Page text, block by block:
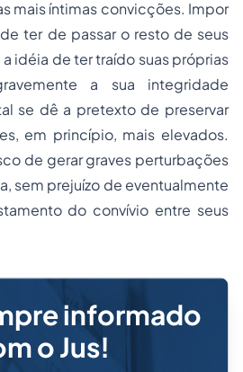
mais íntimas convicções. Impor
ter de passar o resto de seus
idéia de ter traído suas próprias
a sua integridade
se dê a pretexto de preservar
em princípio, mais elevados.
de gerar graves perturbações
sem prejuízo de eventualmente
do convívio entre seus
informado
o Jus!